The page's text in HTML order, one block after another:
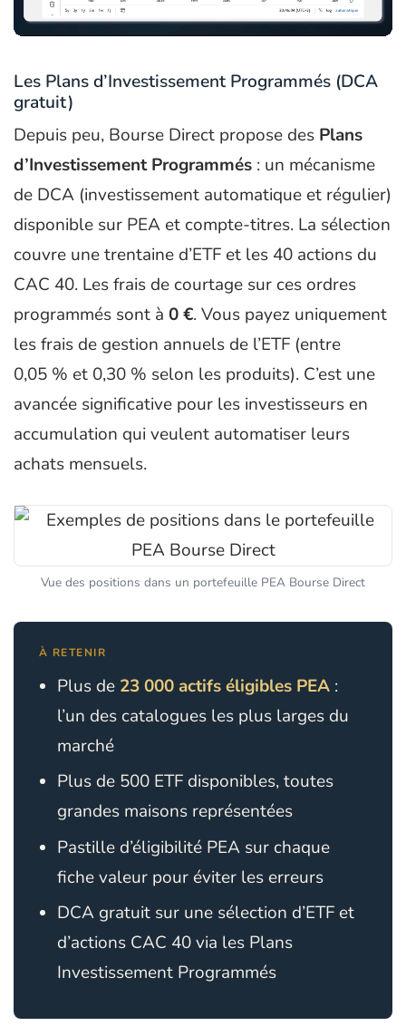
Les Plans d’Investissement Programmés (DCA
gratuit)
Depuis peu, Bourse Direct propose des Plans
d’Investissement Programmés : un mécanisme
de DCA (investissement automatique et régulier)
disponible sur PEA et compte-titres. La sélection
couvre une trentaine d’ETF et les 40 actions du
CAC 40. Les frais de courtage sur ces ordres
programmés sont à 0 €. Vous payez uniquement
les frais de gestion annuels de l’ETF (entre
0,05 % et 0,30 % selon les produits). C’est une
avancée significative pour les investisseurs en
accumulation qui veulent automatiser leurs
achats mensuels.
Vue des positions dans un portefeuille PEA Bourse Direct
À RETENIR
Plus de 23 000 actifs éligibles PEA :
l’un des catalogues les plus larges du
marché
Plus de 500 ETF disponibles, toutes
grandes maisons représentées
Pastille d’éligibilité PEA sur chaque
fiche valeur pour éviter les erreurs
DCA gratuit sur une sélection d’ETF et
d’actions CAC 40 via les Plans
Investissement Programmés